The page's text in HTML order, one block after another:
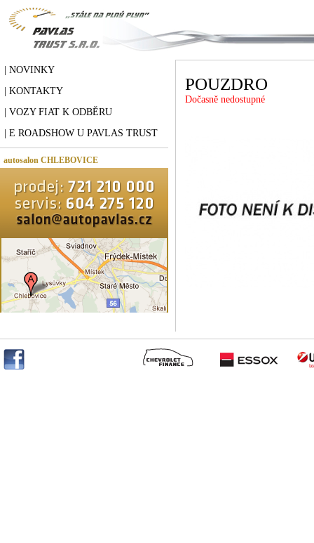
| NOVINKY
| KONTAKTY
| VOZY FIAT K ODBĚRU
| E ROADSHOW U PAVLAS TRUST
autosalon CHLEBOVICE
POUZDRO
Dočasně nedostupné